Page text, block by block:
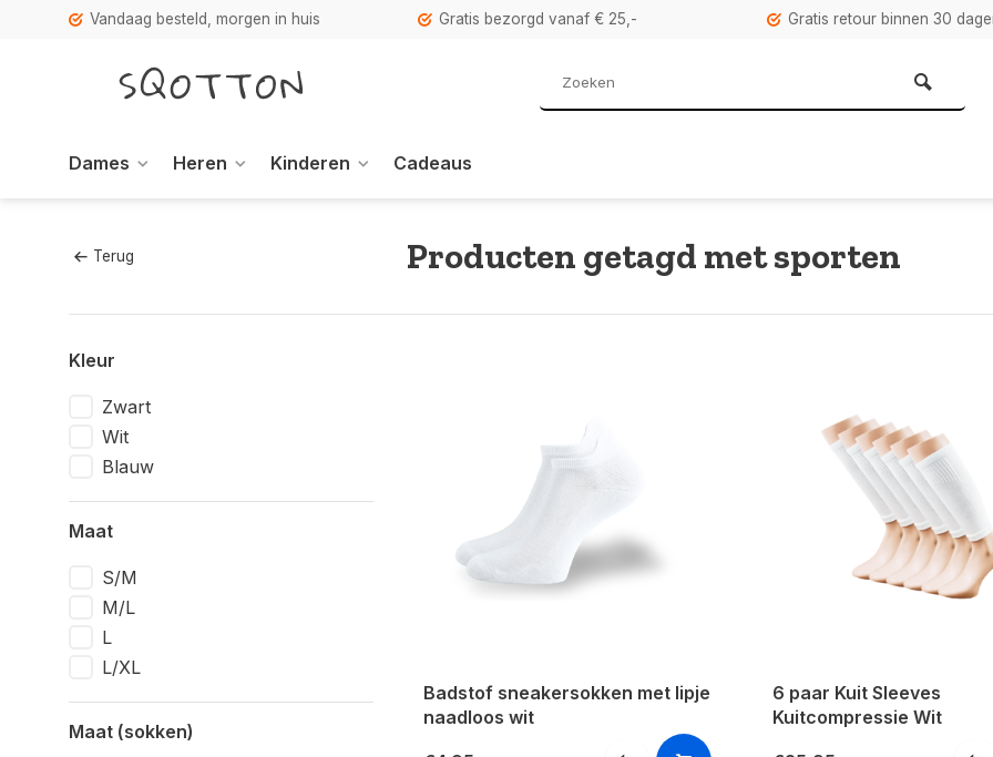
Vandaag besteld, morgen in huis Gratis bezorgd vanaf € 25,- Gratis retour binnen 30
Dames Heren Kinderen Cadeaus
Terug Producten getagd met sporten
Kleur
Zwart
Wit
Blauw
Maat
S/M
M/L
L
L/XL
Maat (sokken)
Badstof sneakersokken met lipje
naadloos wit
6 paar Kuit Sleeves
Kuitcompressie Wit